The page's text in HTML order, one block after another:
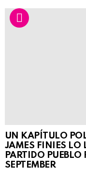
UN KAPÍTULO
JAMES FINIES LO
PARTIDO PUEBLO
SEPTEMBER